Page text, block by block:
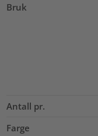
Bruk
Antall pr.
Farge